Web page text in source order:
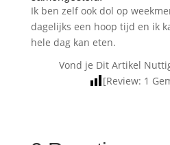
Ik ben zelf ook dol op
dagelijks een hoop tijd en ik
hele dag kan eten.
Vond je Dit Artikel
[Review: 1